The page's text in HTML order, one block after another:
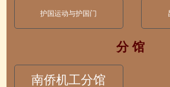
护国运动与护国门
分 馆
南侨机工分馆